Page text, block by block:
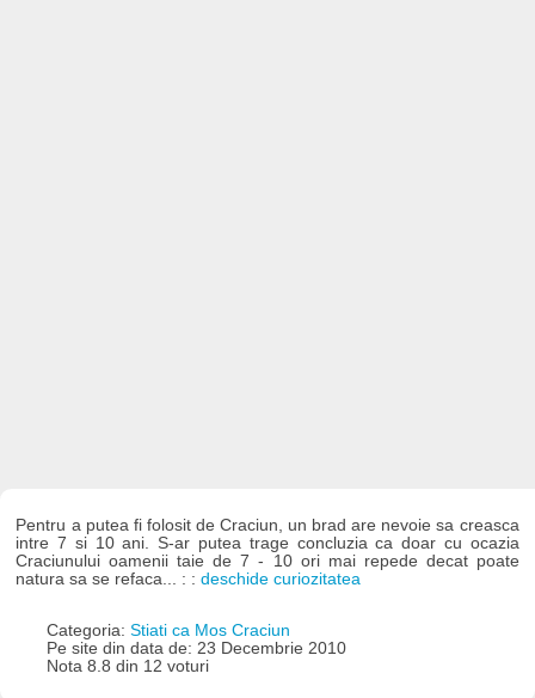
Pentru a putea fi folosit de Craciun, un brad are nevoie sa creasca
intre 7 si 10 ani. S-ar putea trage concluzia ca doar cu ocazia
Craciunului oamenii taie de 7 - 10 ori mai repede decat poate
natura sa se refaca... : :deschide curiozitatea
Categoria: Stiati ca Mos Craciun
Pe site din data de: 23 Decembrie 2010
Nota 8.8 din 12 voturi